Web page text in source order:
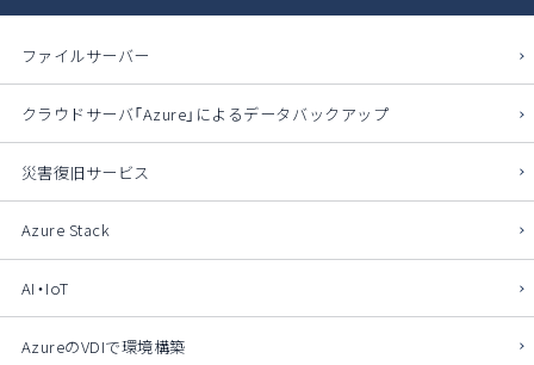
ファイルサーバー
クラウドサーバ「Azure」によるデータバックアップ
災害復旧サービス
Azure Stack
AI・IoT
AzureのVDIで環境構築